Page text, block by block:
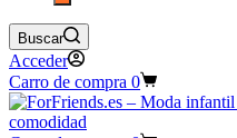
Buscar
Acceder
Carro de compra 0